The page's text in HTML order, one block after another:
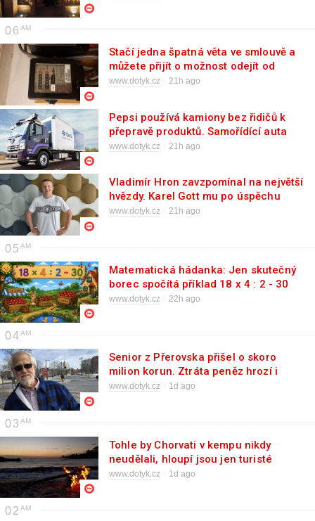
06
Stačí jedna špatná věta ve smlouvě a
můžete přijít o možnost odejít od
dodavatele energií
www.dotyk.cz 21h ago
Pepsi používá kamiony bez řidičů k
přepravě produktů. Samořídící auta
mění logistiku
www.dotyk.cz 21h ago
Vladimír Hron zavzpomínal na největší
hvězdy. Karel Gott mu po úspěchu
vzkázal jediné
www.dotyk.cz 21h ago
05
Matematická hádanka: Jen skutečný
borec spočítá příklad 18 x 4 : 2 - 30
www.dotyk.cz 22h ago
04
Senior z Přerovska přišel o skoro
milion korun. Ztráta peněz hrozí i
dalším důchodcům napříč celou ČR
www.dotyk.cz 1d ago
03
Tohle by Chorvati v kempu nikdy
neudělali, hloupí jsou jen turisté
www.dotyk.cz 1d ago
02